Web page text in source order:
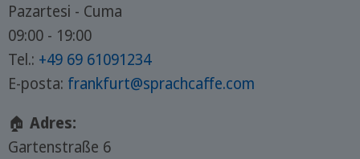
Pazartesi - Cuma
09:00 - 19:00
Tel.: +49 69 61091234
E-posta: frankfurt@sprachcaffe.com
🏠 Adres:
Gartenstraße 6